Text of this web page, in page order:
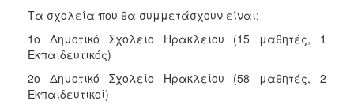
Τα σχολεία που θα συμμετάσχουν είναι:
1ο Δημοτικό Σχολείο Ηρακλείου (15 μαθητές, 1
Εκπαιδευτικός)
2ο Δημοτικό Σχολείο Ηρακλείου (58 μαθητές, 2
Εκπαιδευτικοί)